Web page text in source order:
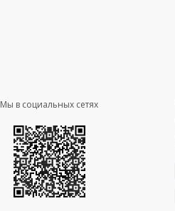
Мы в социальных сетях